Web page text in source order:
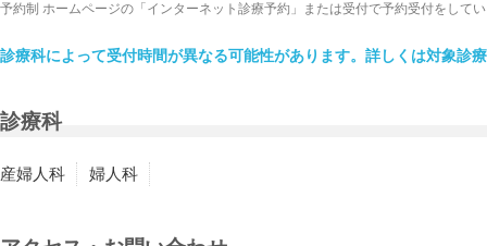
予約制 ホームページの「インターネット診療予約」または受付で予約受付をして
診療科によって受付時間が異なる可能性があります。詳しくは対象診
診療科
産婦人科 婦人科